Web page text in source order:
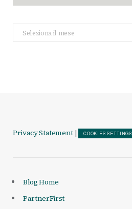
Archivio
Articoli
Privacy Statement | COOKIES SETTINGS
Blog Home
PartnerFirst